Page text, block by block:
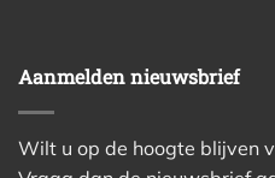
Aanmelden nieuwsbrief
Wilt u op de hoogte blijven